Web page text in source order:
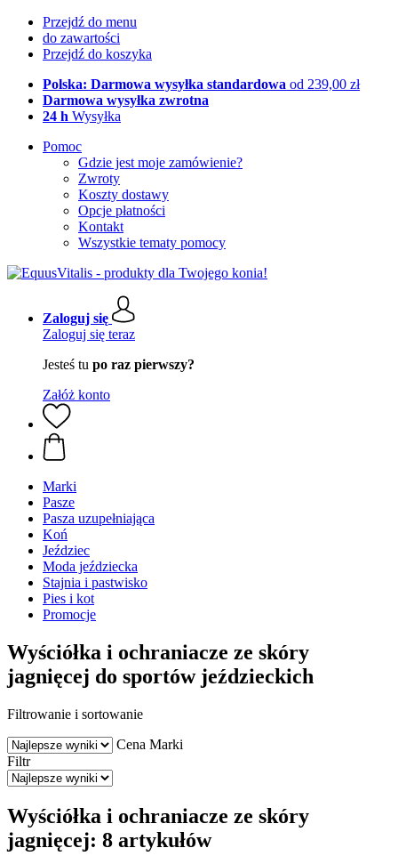
Przejdź do menu
do zawartości
Przejdź do koszyka
Polska: Darmowa wysyłka standardowa od 239,00 zł
Darmowa wysyłka zwrotna
24 h Wysyłka
Pomoc
Gdzie jest moje zamówienie?
Zwroty
Koszty dostawy
Opcje płatności
Kontakt
Wszystkie tematy pomocy
Zaloguj się
Zaloguj się teraz
Jesteś tu po raz pierwszy?
Załóż konto
Marki
Pasze
Pasza uzupełniająca
Koń
Jeździec
Moda jeździecka
Stajnia i pastwisko
Pies i kot
Promocje
Wyściółka i ochraniacze ze skóry
jagnięcej do sportów jeździeckich
Filtrowanie i sortowanie
Cena Marki
Filtr
Wyściółka i ochraniacze ze skóry
jagnięcej: 8 artykułów